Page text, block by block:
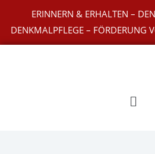
Inhalt
springen
ERINNERN & ERHALTEN –
DENKMALPFLEGE – FÖRDERUNG
Main